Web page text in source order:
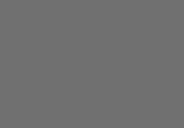
々に慣れてもら
、どんなお子様